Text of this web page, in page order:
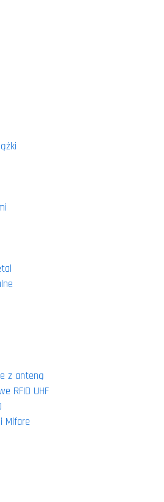
z anteną
RFID UHF
Mifare